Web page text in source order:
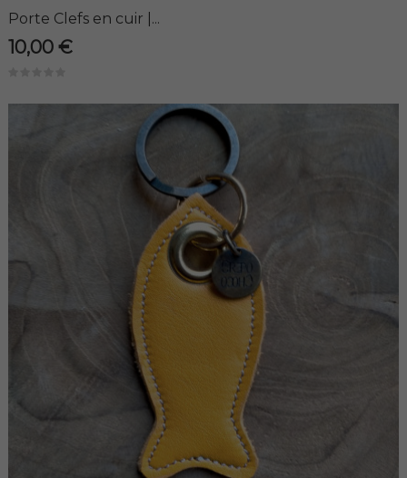
Porte Clefs en cuir |...
10,00 €